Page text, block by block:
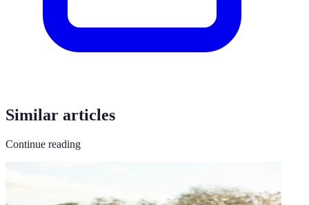
Similar articles
Continue reading